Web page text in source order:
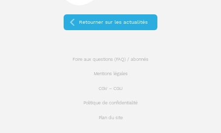
Retourner sur les actualités
Foire aux questions (FAQ) / abonnés
Mentions légales
CGV – CGU
Politique de confidentialité
Plan du site